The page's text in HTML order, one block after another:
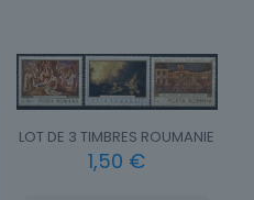
LOT DE 3 TIMBRES ROUMANIE
1,50 €